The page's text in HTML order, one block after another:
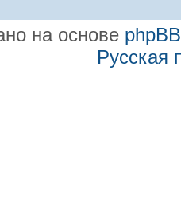
было то,
и
на основе phpBB
Русская